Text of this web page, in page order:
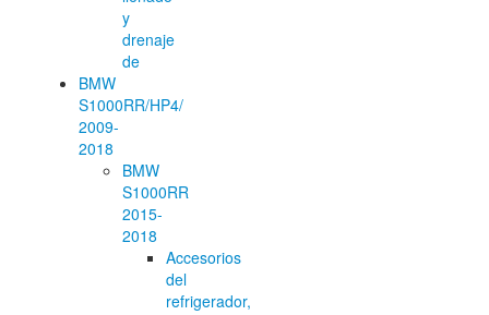
y
drenaje
de
BMW
S1000RR/HP4/
2009-
2018
BMW
S1000RR
2015-
2018
Accesorios
del
refrigerador,